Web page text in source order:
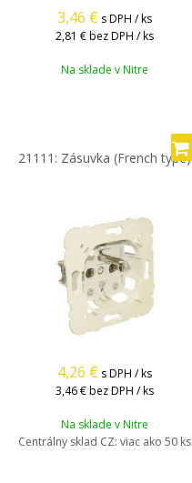
3,46 € s DPH / ks
2,81 € bez DPH / ks
Na sklade v Nitre
21111: Zásuvka (French type)
4,26 € s DPH / ks
3,46 € bez DPH / ks
Na sklade v Nitre
Centrálny sklad CZ: viac ako 50 ks